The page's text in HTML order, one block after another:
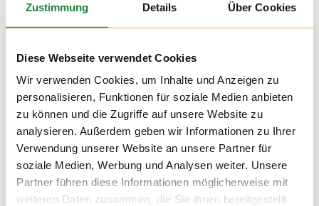
Zustimmung Details Über Cookies
Diese Webseite verwendet Cookies
Wir verwenden Cookies, um Inhalte und Anzeigen zu
personalisieren, Funktionen für soziale Medien anbieten
zu können und die Zugriffe auf unsere Website zu
analysieren. Außerdem geben wir Informationen zu Ihrer
Verwendung unserer Website an unsere Partner für
soziale Medien, Werbung und Analysen weiter. Unsere
Partner führen diese Informationen möglicherweise mit
weiteren Daten zusammen, die Sie ihnen bereitgestellt